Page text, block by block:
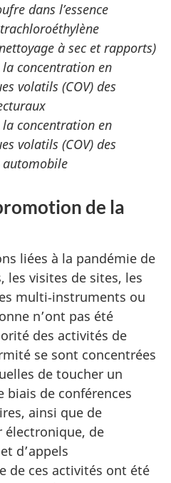
dans l’essence
à sec et rapports)
concentration en
volatils (COV) des
concentration en
volatils (COV) des
de la
liées à la pandémie de
les visites de sites, les
multi‑instruments ou
n’ont pas été
des activités de
se sont concentrées
de toucher un
biais de conférences
ainsi que de
électronique, de
d’appels
de ces activités ont été